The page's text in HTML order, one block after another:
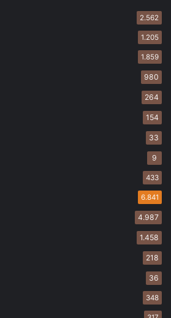
2.562
1.205
1.859
980
264
154
33
9
433
6.841
4.987
1.458
218
36
348